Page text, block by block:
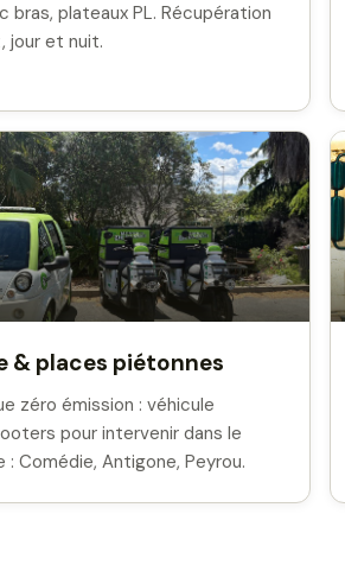
bras, plateaux PL. Récupération
jour et nuit.
& places piétonnes
zéro émission : véhicule
pour intervenir dans le
Comédie, Antigone, Peyrou.